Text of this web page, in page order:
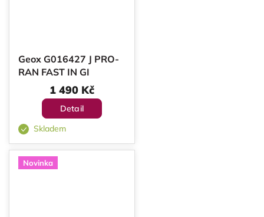
Geox G016427 J PRO-
RAN FAST IN GI
1 490 Kč
Detail
Skladem
Novinka